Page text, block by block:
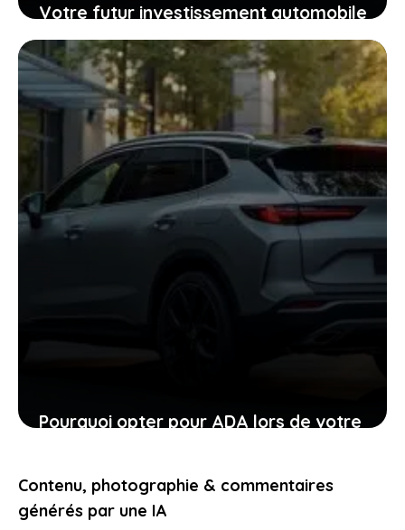
Votre futur investissement automobile
: pourquoi la GTR ou la RZ d’Ultima
supercar pourraient vous surprendre
24 janvier 2026
Pourquoi opter pour ADA lors de votre
étape
24 janvier 2026
Contenu, photographie & commentaires
générés par une IA